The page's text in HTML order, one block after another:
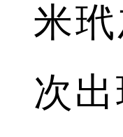
米
次